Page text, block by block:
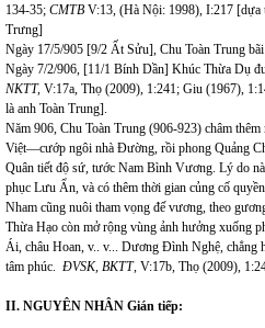
134-35; CMTB V:13, (Hà Nội: 1998), I:217 [dựa
Trưng]
Ngày 17/5/905 [9/2 Ất Sửu], Chu Toàn Trung
Ngày 7/2/906, [11/1 Bính Dần] Khúc Thừa Dụ
NKTT, V:17a, Thọ (2009), 1:241; Giu (1967),
là anh Toàn Trung].
Năm 906, Chu Toàn Trung (906-923) châm thêm
Việt—cướp ngôi nhà Đường, rồi phong Quảng
Quân tiết độ sứ, tước Nam Bình Vương. Lý do
phục Lưu Ẩn, và có thêm thời gian củng cố
Nham cũng nuôi tham vọng đế vương, theo
Thừa Hạo còn mở rộng vùng ảnh hưởng xuống
Ái, châu Hoan, v.. v... Dương Đình Nghệ, chẳng
tâm phúc. ĐVSK, BKTT, V:17b, Thọ (2009),
II. NGUYÊN NHÂN Gián tiếp: